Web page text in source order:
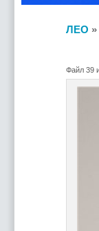
ЛЕО »
Файл 39